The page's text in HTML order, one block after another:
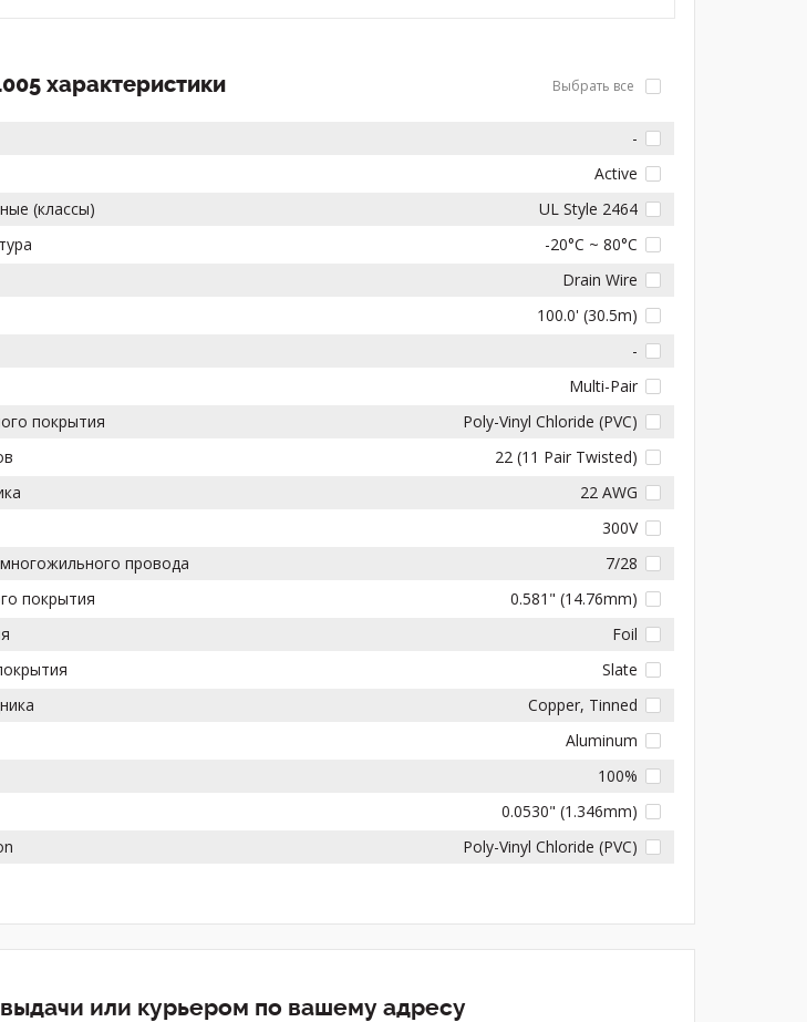
характеристики Выбрать все
-
Active
(классы)
UL Style 2464
-20°C ~ 80°C
Drain Wire
100.0' (30.5m)
-
Multi-Pair
покрытия
Poly-Vinyl Chloride (PVC)
22 (11 Pair Twisted)
22 AWG
300V
провода
7/28
покрытия
0.581" (14.76mm)
Foil
Slate
Copper, Tinned
Aluminum
100%
0.0530" (1.346mm)
Poly-Vinyl Chloride (PVC)
или курьером по вашему адресу